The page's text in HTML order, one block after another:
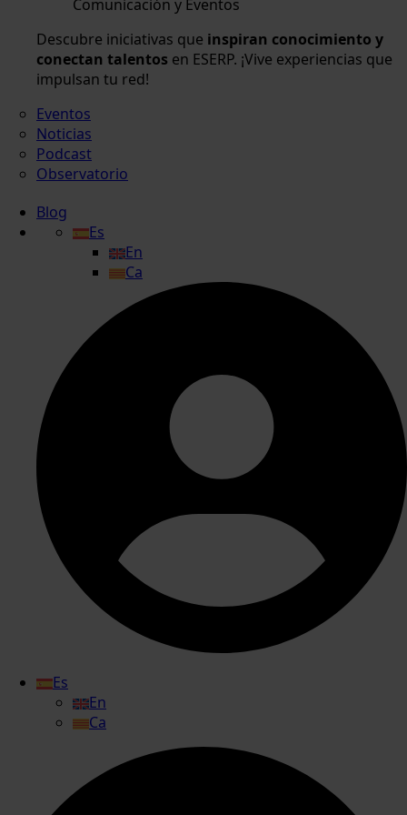
Comunicación y Eventos
Descubre iniciativas que inspiran conocimiento y
conectan talentos en ESERP. ¡Vive experiencias que
impulsan tu red!
Eventos
Noticias
Podcast
Observatorio
Blog
Es
En
Ca
Es
En
Ca